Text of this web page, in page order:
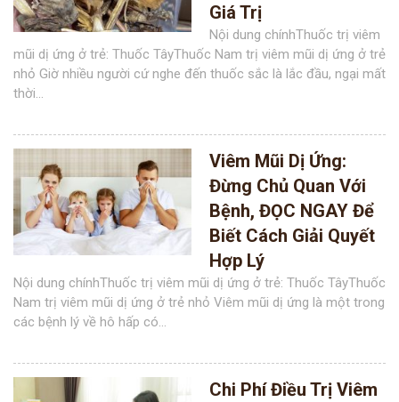
Giá Trị
Nội dung chínhThuốc trị viêm
mũi dị ứng ở trẻ: Thuốc TâyThuốc Nam trị viêm mũi dị ứng ở trẻ
nhỏ Giờ nhiều người cứ nghe đến thuốc sắc là lắc đầu, ngại mất
thời...
Viêm Mũi Dị Ứng:
Đừng Chủ Quan Với
Bệnh, ĐỌC NGAY Để
Biết Cách Giải Quyết
Hợp Lý
Nội dung chínhThuốc trị viêm mũi dị ứng ở trẻ: Thuốc TâyThuốc
Nam trị viêm mũi dị ứng ở trẻ nhỏ Viêm mũi dị ứng là một trong
các bệnh lý về hô hấp có...
Chi Phí Điều Trị Viêm